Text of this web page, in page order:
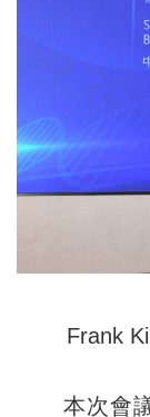
Frank
本次會議